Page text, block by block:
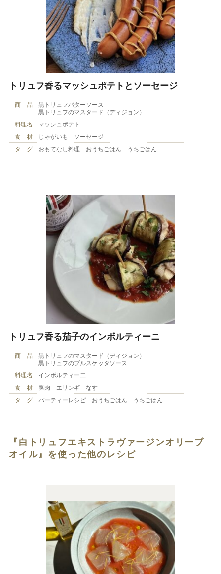
トリュフ香るマッシュポテトとソーセージ
商 品
黒トリュフバターソース
黒トリュフのマスタード（ディジョン）
料理名
マッシュポテト
食 材
じゃがいも ソーセージ
タ グ
おもてなし料理 おうちごはん うちごはん
トリュフ香る茄子のインボルティーニ
商 品
黒トリュフのマスタード（ディジョン）
黒トリュフのブルスケッタソース
料理名
インボルティー二
食 材
豚肉 エリンギ なす
タ グ
パーティーレシピ おうちごはん うちごはん
『白トリュフエキストラヴァージンオリーブ
オイル』を使った他のレシピ